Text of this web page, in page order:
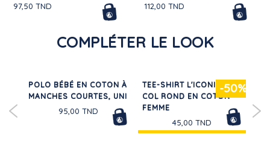
97,50 TND 112,00 TND
COMPLÉTER LE LOOK
POLO BÉBÉ EN COTON À
MANCHES COURTES, UNI
95,00 TND
-50%
TEE-SHIRT L'ICONIQUE
COL ROND EN COTON
FEMME
45,00 TND